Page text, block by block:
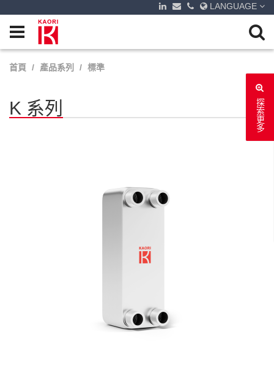
LANGUAGE
探索更多
首頁 產品系列 標準
K 系列